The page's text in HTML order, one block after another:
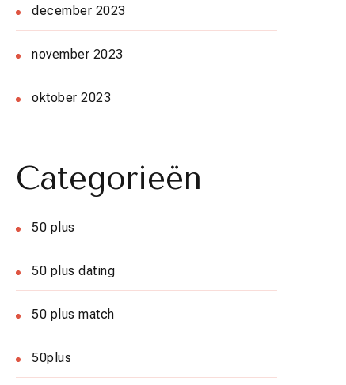
december 2023
november 2023
oktober 2023
Categorieën
50 plus
50 plus dating
50 plus match
50plus